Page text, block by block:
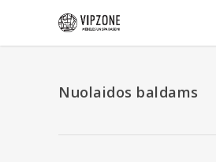
Nuolaidos baldams